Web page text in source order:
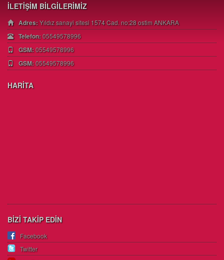
İLETİŞİM BİLGİLERİMİZ
Adres:Yıldız sanayi sitesi 1574 Cad. no:28 ostim ANKARA
Telefon:05549578996
GSM:05549578996
GSM:05549578996
HARİTA
BİZİ TAKİP EDİN
Facebook
Twitter